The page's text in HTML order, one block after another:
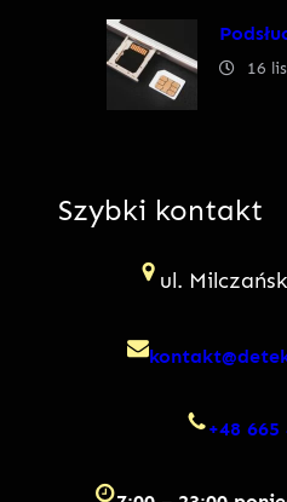
16
Szybki kontakt
ul.
+48 665